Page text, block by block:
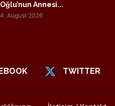
Oğlu’nun Annesi...
4. August 2026
TWITTER